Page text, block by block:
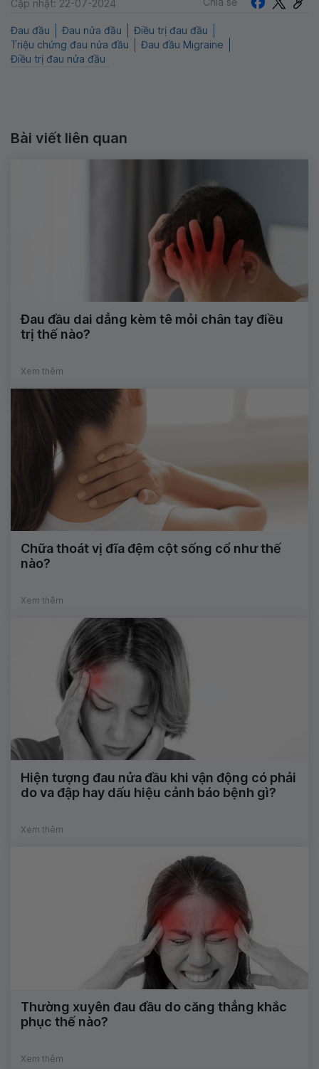
Cập nhật: 22-07-2024
Đau đầu Đau nửa đầu
Điều trị đau đầu
Triệu chứng đau nửa đầu
Đau đầu Migraine
Điều trị đau nửa đầu
Bài viết liên quan
Đau đầu dai dẳng kèm tê mỏi chân tay điều
trị thế nào?
Xem thêm
Chữa thoát vị đĩa đệm cột sống cổ như thế
nào?
Xem thêm
Hiện tượng đau nửa đầu khi vận động có phải
do va đập hay dấu hiệu cảnh báo bệnh gì?
Xem thêm
Thường xuyên đau đầu do căng thẳng khắc
phục thế nào?
Xem thêm